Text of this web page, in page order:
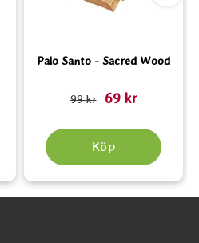
Palo Santo - Sacred Wood
Art. nr 6522tidigare pris
99 kr rea pris
69 kr
Köp